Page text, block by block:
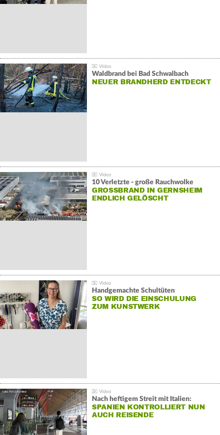
Waldbrand bei Bad Schwalbach
NEUER BRANDHERD ENTDECKT
10 Verletzte - große Rauchwolke
GROSSBRAND IN GERNSHEIM E
NDLICH GELÖSCHT
Handgemachte Schultüten
SO WIRD DIE EINSCHULUNG
ZUM KUNSTWERK
Nach heftigem Streit mit Italien:
SPANIEN KONTROLLIERT NUN
AUCH REISENDE